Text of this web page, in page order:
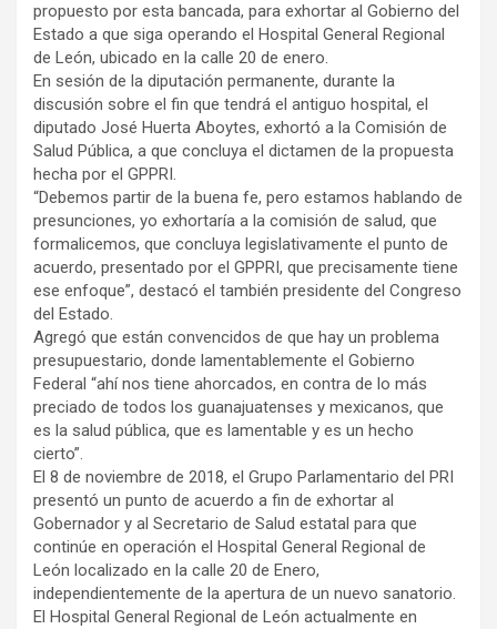
propuesto por esta bancada, para exhortar al Gobierno del
Estado a que siga operando el Hospital General Regional
de León, ubicado en la calle 20 de enero.
En sesión de la diputación permanente, durante la
discusión sobre el fin que tendrá el antiguo hospital, el
diputado José Huerta Aboytes, exhortó a la Comisión de
Salud Pública, a que concluya el dictamen de la propuesta
hecha por el GPPRI.
“Debemos partir de la buena fe, pero estamos hablando de
presunciones, yo exhortaría a la comisión de salud, que
formalicemos, que concluya legislativamente el punto de
acuerdo, presentado por el GPPRI, que precisamente tiene
ese enfoque”, destacó el también presidente del Congreso
del Estado.
Agregó que están convencidos de que hay un problema
presupuestario, donde lamentablemente el Gobierno
Federal “ahí nos tiene ahorcados, en contra de lo más
preciado de todos los guanajuatenses y mexicanos, que
es la salud pública, que es lamentable y es un hecho
cierto”.
El 8 de noviembre de 2018, el Grupo Parlamentario del PRI
presentó un punto de acuerdo a fin de exhortar al
Gobernador y al Secretario de Salud estatal para que
continúe en operación el Hospital General Regional de
León localizado en la calle 20 de Enero,
independientemente de la apertura de un nuevo sanatorio.
El Hospital General Regional de León actualmente en